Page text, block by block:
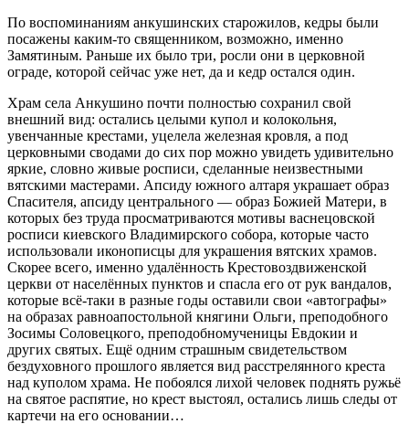
По воспоминаниям анкушинских старожилов, кедры были
посажены каким-то священником, возможно, именно
Замятиным. Раньше их было три, росли они в церковной
ограде, которой сейчас уже нет, да и кедр остался один.
Храм села Анкушино почти полностью сохранил свой
внешний вид: остались целыми купол и колокольня,
увенчанные крестами, уцелела железная кровля, а под
церковными сводами до сих пор можно увидеть удивительно
яркие, словно живые росписи, сделанные неизвестными
вятскими мастерами. Апсиду южного алтаря украшает образ
Спасителя, апсиду центрального — образ Божией Матери, в
которых без труда просматриваются мотивы васнецовской
росписи киевского Владимирского собора, которые часто
использовали иконописцы для украшения вятских храмов.
Скорее всего, именно удалённость Крестовоздвиженской
церкви от населённых пунктов и спасла его от рук вандалов,
которые всё-таки в разные годы оставили свои «автографы»
на образах равноапостольной княгини Ольги, преподобного
Зосимы Соловецкого, преподобномученицы Евдокии и
других святых. Ещё одним страшным свидетельством
бездуховного прошлого является вид расстрелянного креста
над куполом храма. Не побоялся лихой человек поднять ружьё
на святое распятие, но крест выстоял, остались лишь следы от
картечи на его основании…